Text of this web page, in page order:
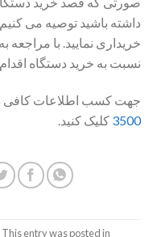
داشته باشید توصیه می
خریداری نمایید. با
نسبت به خرید دستگاه اقدام
جهت کسب اطلاعات کافی
3500 کلیک کنید.
This entry was posted in